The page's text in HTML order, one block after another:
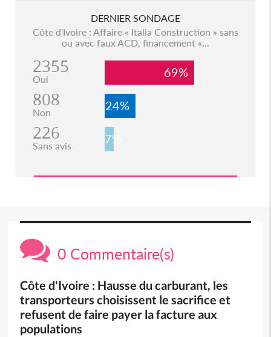
DERNIER SONDAGE
Côte d'Ivoire : Affaire « Italia Construction » sans
ou avec faux ACD, financement «...
2355
Oui 69%
808
Non 24%
226
Sans avis 7%
0 Commentaire(s)
Côte d'Ivoire : Hausse du carburant, les
transporteurs choisissent le sacrifice et
refusent de faire payer la facture aux
populations